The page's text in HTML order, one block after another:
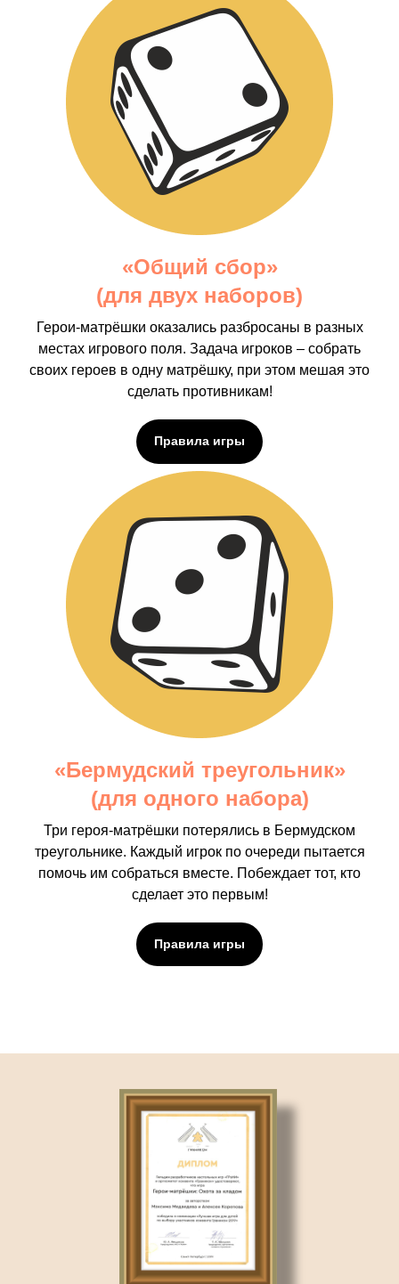
«Общий сбор»
(для двух наборов)
Герои-матрёшки оказались разбросаны в разных
местах игрового поля. Задача игроков – собрать
своих героев в одну матрёшку, при этом мешая это
сделать противникам!
Правила игры
«Бермудский треугольник»
(для одного набора)
Три героя-матрёшки потерялись в Бермудском
треугольнике. Каждый игрок по очереди пытается
помочь им собраться вместе. Побеждает тот, кто
сделает это первым!
Правила игры